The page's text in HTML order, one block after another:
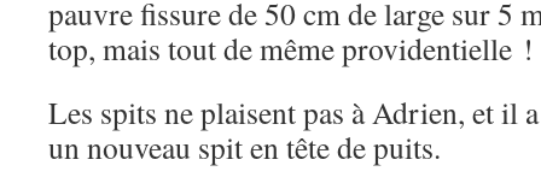
pauvre fissure de 50 cm de large sur 5
top, mais tout de même providentielle !
Les spits ne plaisent pas à Adrien, et il
un nouveau spit en tête de puits.